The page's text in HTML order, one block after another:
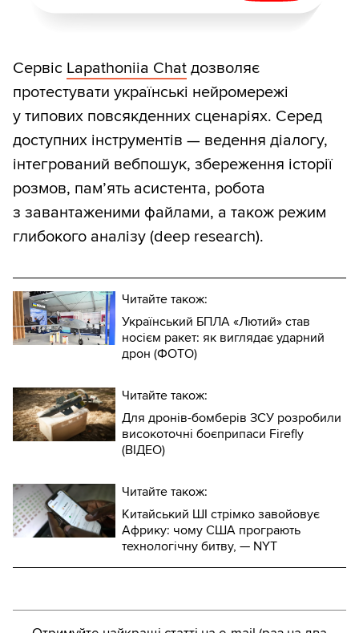
Сервіс Lapathoniia Chat дозволяє
протестувати українські нейромережі
у типових повсякденних сценаріях. Серед
доступних інструментів — ведення діалогу,
інтегрований вебпошук, збереження історії
розмов, пам’ять асистента, робота
з завантаженими файлами, а також режим
глибокого аналізу (deep research).
Читайте також:
Український БПЛА «Лютий» став
носієм ракет: як виглядає ударний
дрон (ФОТО)
Читайте також:
Для дронів-бомберів ЗСУ розробили
високоточні боєприпаси Firefly
(ВІДЕО)
Читайте також:
Китайський ШІ стрімко завойовує
Африку: чому США програють
технологічну битву, — NYT